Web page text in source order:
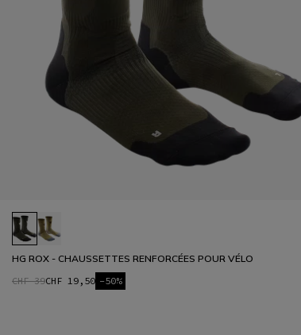
HG ROX - CHAUSSETTES RENFORCÉES POUR VÉLO
CHF 39CHF 19,50 -50%